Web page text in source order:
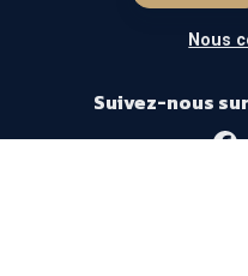
Nous
Suivez-nous